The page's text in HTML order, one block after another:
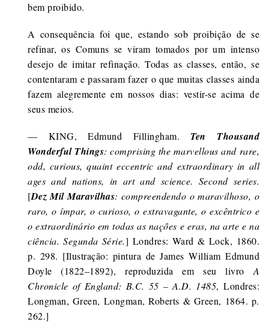
bem proibido.
A consequência foi que, estando sob proibição de se
refinar, os Comuns se viram tomados por um intenso
desejo de imitar refinação. Todas as classes, então, se
contentaram e passaram fazer o que muitas classes ainda
fazem alegremente em nossos dias: vestir-se acima de
seus meios.
— KING, Edmund Fillingham. Ten Thousand
Wonderful Things: comprising the marvellous and rare,
odd, curious, quaint eccentric and extraordinary in all
ages and nations, in art and science. Second series.
[Dez Mil Maravilhas: compreendendo o maravilhoso, o
raro, o ímpar, o curioso, o extravagante, o excêntrico e
o extraordinário em todas as nações e eras, na arte e na
ciência. Segunda Série.] Londres: Ward & Lock, 1860.
p. 298. [Ilustração: pintura de James William Edmund
Doyle (1822–1892), reproduzida em seu livroA
Chronicle of England: B.C. 55 – A.D. 1485, Londres:
Longman, Green, Longman, Roberts & Green, 1864. p.
262.]